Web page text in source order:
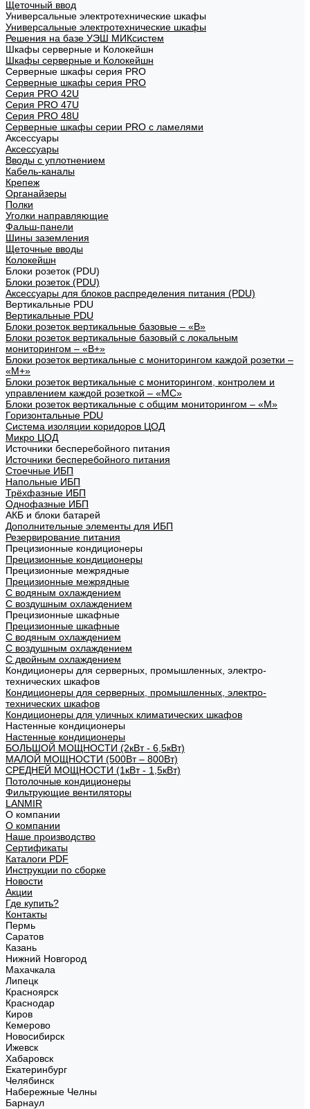
Щеточный ввод
Универсальные электротехнические шкафы
Универсальные электротехнические шкафы
Решения на базе УЭШ МИКсистем
Шкафы серверные и Колокейшн
Шкафы серверные и Колокейшн
Серверные шкафы серия PRO
Серверные шкафы серия PRO
Серия PRO 42U
Серия PRO 47U
Серия PRO 48U
Серверные шкафы серии PRO с ламелями
Аксессуары
Аксессуары
Вводы с уплотнением
Кабель-каналы
Крепеж
Органайзеры
Полки
Уголки направляющие
Фальш-панели
Шины заземления
Щеточные вводы
Колокейшн
Блоки розеток (PDU)
Блоки розеток (PDU)
Аксессуары для блоков распределения питания (PDU)
Вертикальные PDU
Вертикальные PDU
Блоки розеток вертикальные базовые – «В»
Блоки розеток вертикальные базовый с локальным
мониторингом – «В+»
Блоки розеток вертикальные с мониторингом каждой розетки –
«М+»
Блоки розеток вертикальные с мониторингом, контролем и
управлением каждой розеткой – «МС»
Блоки розеток вертикальные с общим мониторингом – «М»
Горизонтальные PDU
Система изоляции коридоров ЦОД
Микро ЦОД
Источники бесперебойного питания
Источники бесперебойного питания
Стоечные ИБП
Напольные ИБП
Трёхфазные ИБП
Однофазные ИБП
АКБ и блоки батарей
Дополнительные элементы для ИБП
Резервирование питания
Прецизионные кондиционеры
Прецизионные кондиционеры
Прецизионные межрядные
Прецизионные межрядные
С водяным охлаждением
С воздушным охлаждением
Прецизионные шкафные
Прецизионные шкафные
С водяным охлаждением
С воздушным охлаждением
С двойным охлаждением
Кондиционеры для серверных, промышленных, электро-
технических шкафов
Кондиционеры для серверных, промышленных, электро-
технических шкафов
Кондиционеры для уличных климатических шкафов
Настенные кондиционеры
Настенные кондиционеры
БОЛЬШОЙ МОЩНОСТИ (2кВт - 6,5кВт)
МАЛОЙ МОЩНОСТИ (500Вт – 800Вт)
СРЕДНЕЙ МОЩНОСТИ (1кВт - 1,5кВт)
Потолочные кондиционеры
Фильтрующие вентиляторы
LANMIR
О компании
О компании
Наше производство
Сертификаты
Каталоги PDF
Инструкции по сборке
Новости
Акции
Где купить?
Контакты
Пермь
Саратов
Казань
Нижний Новгород
Махачкала
Липецк
Красноярск
Краснодар
Киров
Кемерово
Новосибирск
Ижевск
Хабаровск
Екатеринбург
Челябинск
Набережные Челны
Барнаул